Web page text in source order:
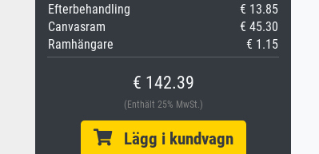
Efterbehandling
€ 13.85
Canvasram
€ 45.30
Ramhängare
€ 1.15
€ 142.39
(Enthält 25% MwSt.)
Lägg i kundvagn